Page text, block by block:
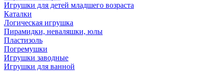
Игрушки для детей младшего возраста
Каталки
Логическая игрушка
Пирамидки, неваляшки, юлы
Пластизоль
Погремушки
Игрушки заводные
Игрушки для ванной